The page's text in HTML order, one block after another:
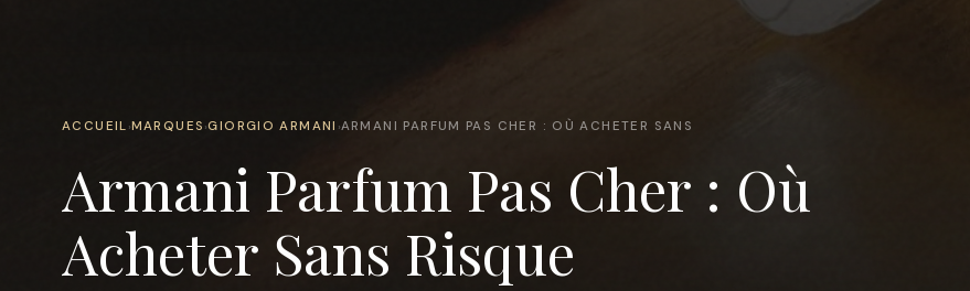
ACCUEIL ›MARQUES ›GIORGIO ARMANI ›ARMANI PARFUM PAS CHER : OÙ ACHETER SANS
Armani Parfum Pas Cher : Où
Acheter Sans Risque